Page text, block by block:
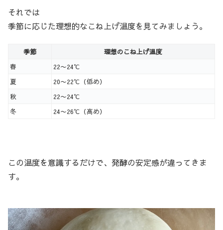
それでは
季節に応じた理想的なこね上げ温度を見てみましょう。
季節
理想のこね上げ温度
春
22〜24℃
夏
20〜22℃（低め）
秋
22〜24℃
冬
24〜26℃（高め）
この温度を意識するだけで、発酵の安定感が違ってきま
す。